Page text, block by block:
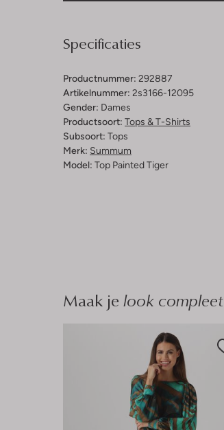
Specificaties
Productnummer: 292887
Artikelnummer: 2s3166-12095
Gender: Dames
Productsoort: Tops & T-Shirts
Subsoort: Tops
Merk: Summum
Model: Top Painted Tiger
Maak je look compleet